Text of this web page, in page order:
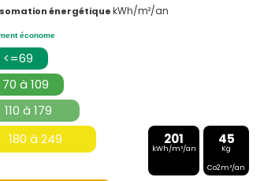
énergétiquekWh/m²/an
économe
à 109
à 179
180 à 249
201
kWh/m²/an
45
Kg
Co2m²/an